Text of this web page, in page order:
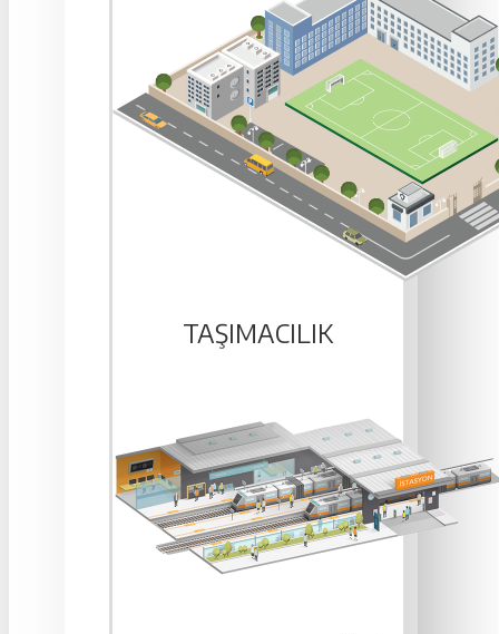
TAŞIMACILIK